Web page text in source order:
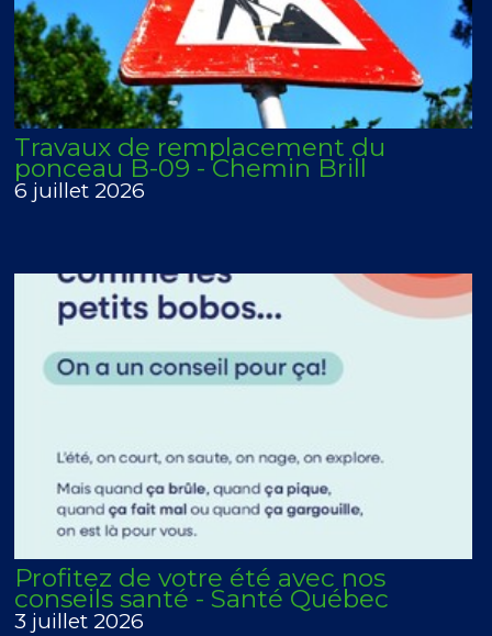
Travaux de remplacement du
ponceau B-09 - Chemin Brill
6 juillet 2026
Profitez de votre été avec nos
conseils santé - Santé Québec
3 juillet 2026